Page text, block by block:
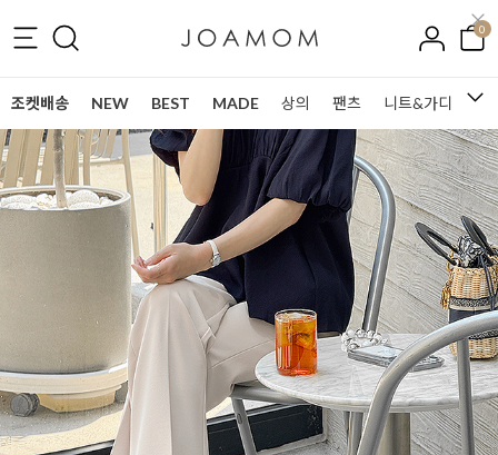
0
조켓배송 NEW BEST MADE 상의 팬츠 니트&가디건